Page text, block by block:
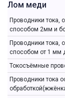
Лом меди
Проводники тока,
способом 2мм и
Проводники тока,
способом от 1 мм
Токосъёмные
Проводники тока